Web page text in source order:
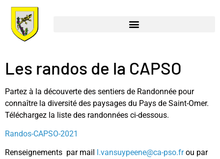
Les randos de la CAPSO
Partez à la découverte des sentiers de Randonnée pour
connaître la diversité des paysages du Pays de Saint-Omer.
Téléchargez la liste des randonnées ci-dessous.
Randos-CAPSO-2021
Renseignements par mail l.vansuypeene@ca-pso.frou par